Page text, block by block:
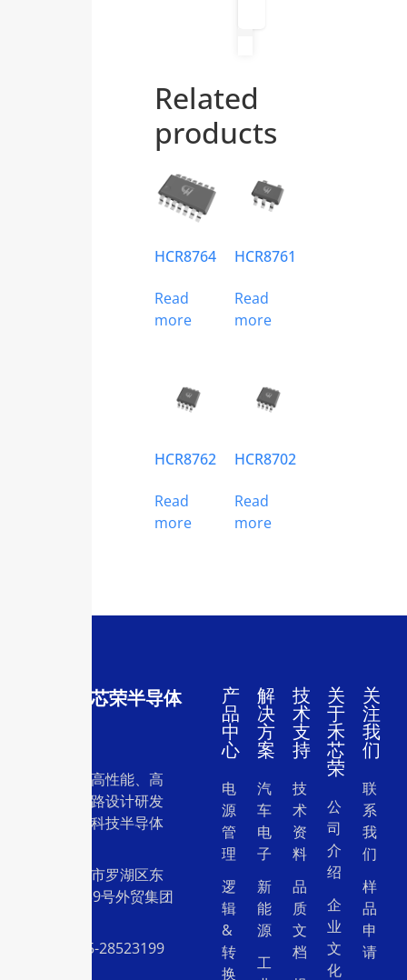
Related
products
HCR8764
Read
more
HCR8761
Read
more
HCR8762
Read
more
HCR8702
Read
more
深圳市禾芯荣半导体
一家专注于高性能、高
质量集成电路设计研发
和销售的高科技半导体
地址：深圳市罗湖区东
门中兴路239号外贸集团
电话：0755-28523199
产
品
中
心
电
源
管
理
逻
辑
&
转
换
解
决
方
案
汽
车
电
子
新
能
源
工
技
术
支
持
技
术
资
料
品
质
文
档
关
于
禾
芯
荣
公
司
介
绍
企
业
文
化
关
注
我
们
联
系
我
们
样
品
申
请